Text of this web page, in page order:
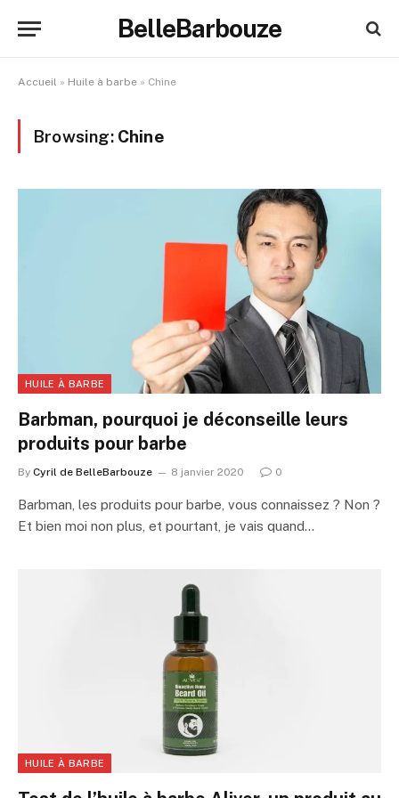
BelleBarbouze
Accueil » Huile à barbe » Chine
Browsing: Chine
HUILE À BARBE
Barbman, pourquoi je déconseille leurs
produits pour barbe
By Cyril de BelleBarbouze 8 janvier 2020 0
Barbman, les produits pour barbe, vous connaissez ? Non ?
Et bien moi non plus, et pourtant, je vais quand…
HUILE À BARBE